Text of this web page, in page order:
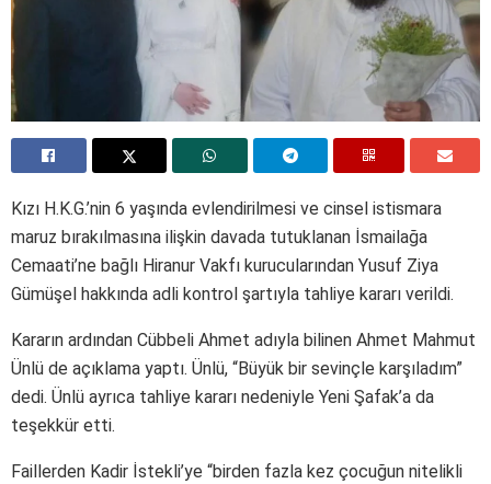
Kızı H.K.G.’nin 6 yaşında evlendirilmesi ve cinsel istismara
maruz bırakılmasına ilişkin davada tutuklanan İsmailağa
Cemaati’ne bağlı Hiranur Vakfı kurucularından Yusuf Ziya
Gümüşel hakkında adli kontrol şartıyla tahliye kararı verildi.
Kararın ardından Cübbeli Ahmet adıyla bilinen Ahmet Mahmut
Ünlü de açıklama yaptı. Ünlü, “Büyük bir sevinçle karşıladım”
dedi. Ünlü ayrıca tahliye kararı nedeniyle Yeni Şafak’a da
teşekkür etti.
Faillerden Kadir İstekli’ye “birden fazla kez çocuğun nitelikli